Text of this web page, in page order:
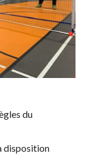
du
disposition